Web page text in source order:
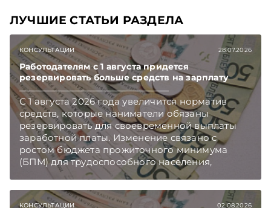
ЛУЧШИЕ СТАТЬИ РАЗДЕЛА
КОНСУЛЬТАЦИИ 28.07.2026
Работодателям с 1 августа придется
резервировать больше средств на зарплату
С 1 августа 2026 года увеличится норматив
средств, которые наниматели обязаны
резервировать для своевременной выплаты
заработной платы. Изменение связано с
ростом бюджета прожиточного минимума
(БПМ) для трудоспособного населения,
сообщает Минтруда и соцзащиты.
Главное об экономике Беларуси — раньше,
КОНСУЛЬТАЦИИ 02.08.2026